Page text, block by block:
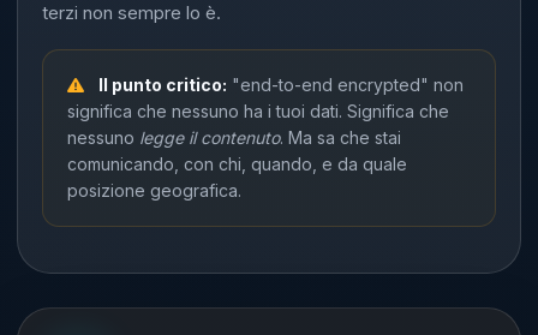
terzi non sempre lo è.
Il punto critico: "end-to-end encrypted" non
significa che nessuno ha i tuoi dati. Significa che
nessuno legge il contenuto. Ma sa che stai
comunicando, con chi, quando, e da quale
posizione geografica.